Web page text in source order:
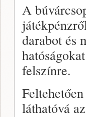
A
darabot és
felszínre.
láthatóvá